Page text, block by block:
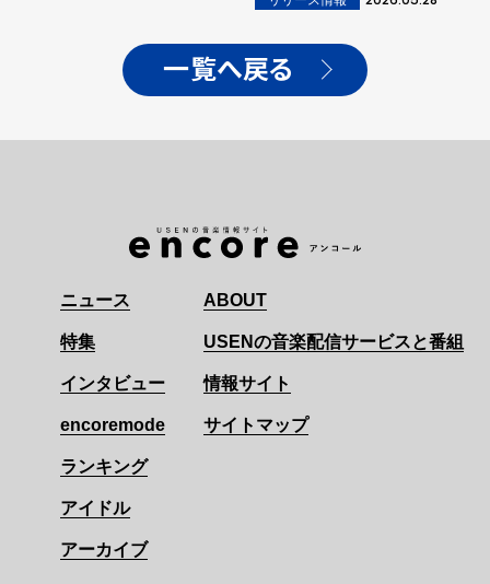
一覧へ戻る
ニュース
特集
インタビュー
encoremode
ランキング
アイドル
アーカイブ
ABOUT
USENの音楽配信サービスと番組
情報サイト
サイトマップ